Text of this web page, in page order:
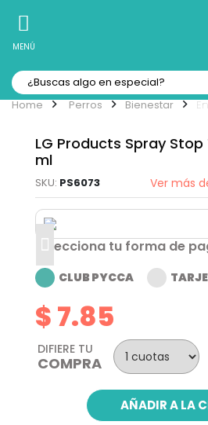
MENÚ
Perros Bienestar
LG Products Spray Stop
ml
PS6073 Ver más
Selecciona tu forma de
CLUB PYCCA
$ 7.85
DIFIERE TU
COMPRA
AÑADIR A LA